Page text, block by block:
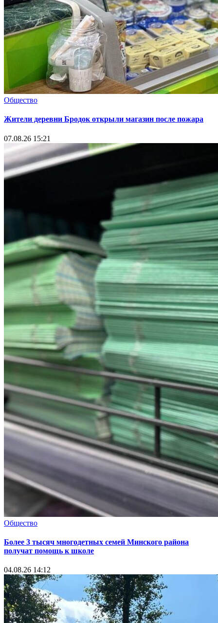
Общество
Жители деревни Бродок открыли магазин после пожара
07.08.26 15:21
Общество
Более 3 тысяч многодетных семей Минского района
получат помощь к школе
04.08.26 14:12